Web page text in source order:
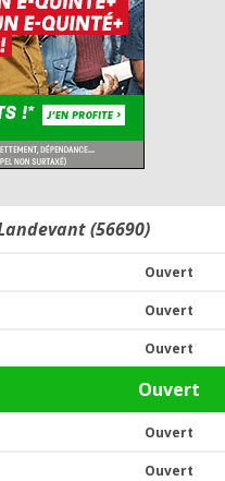
(56690)
Ouvert
Ouvert
Ouvert
Ouvert
Ouvert
Ouvert